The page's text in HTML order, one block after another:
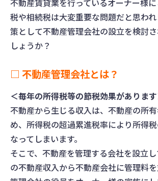
不動産賃貸業を行っているオーナー様
税や相続税は大変重要な問題だと思わ
策として不動産管理会社の設立を検討
しょうか？
□ 不動産管理会社とは？
＜毎年の所得税等の節税効果がありま
不動産から生じる収入は、不動産の所
め、所得税の超過累進税率により所得
なってしまいます。
そこで、不動産を管理する会社を設立
の不動産収入から不動産会社に管理料を